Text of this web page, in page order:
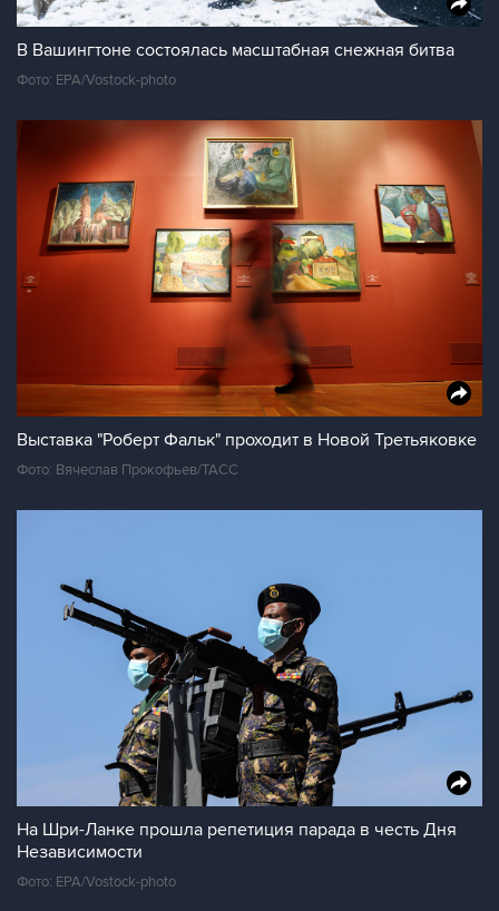
В Вашингтоне состоялась масштабная снежная битва
Фото: EPA/Vostock-photo
Выставка "Роберт Фальк" проходит в Новой Третьяковке
Фото: Вячеслав Прокофьев/ТАСС
На Шри-Ланке прошла репетиция парада в честь Дня
Независимости
Фото: EPA/Vostock-photo